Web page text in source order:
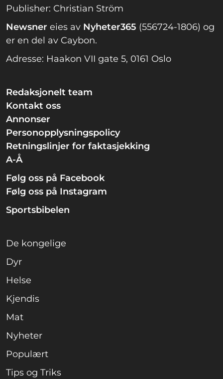
Publisher: Christian Ström
Newsner eies av Nyheter365 (556724-1806) og
er en del av Caybon.
Adresse: Haakon VII gate 5, 0161 Oslo
Redaksjonelt team
Kontakt oss
Annonser
Personopplysningspolicy
Retningslinjer for faktasjekking
A-Å
Følg oss på Facebook
Følg oss på Instagram
Sportsbibelen
De kongelige
Dyr
Helse
Kjendis
Mat
Nyheter
Populært
Tips og Triks